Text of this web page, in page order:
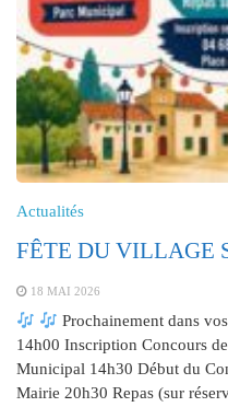
Actualités
FÊTE DU VILLAGE
18 MAI 2026
Prochainement dans
14h00 Inscription Concours
Municipal 14h30 Début du
Mairie 20h30 Repas (sur